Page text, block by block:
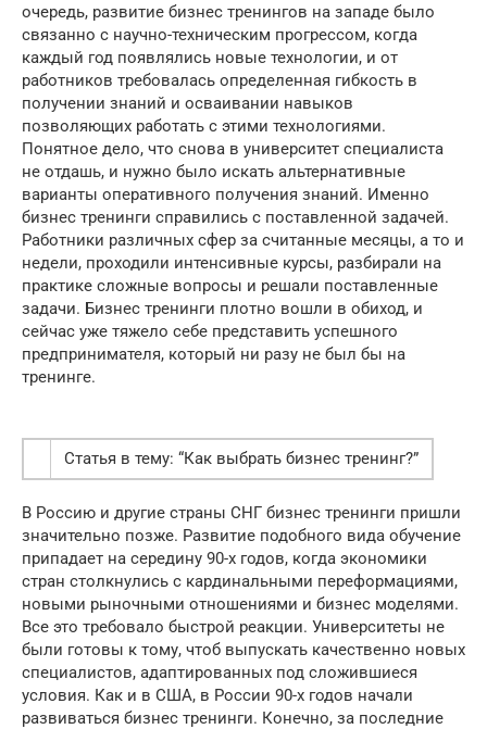
очередь, развитие бизнес тренингов на западе было
связанно с научно-техническим прогрессом, когда
каждый год появлялись новые технологии, и от
работников требовалась определенная гибкость в
получении знаний и осваивании навыков
позволяющих работать с этими технологиями.
Понятное дело, что снова в университет специалиста
не отдашь, и нужно было искать альтернативные
варианты оперативного получения знаний. Именно
бизнес тренинги справились с поставленной задачей.
Работники различных сфер за считанные месяцы, а то и
недели, проходили интенсивные курсы, разбирали на
практике сложные вопросы и решали поставленные
задачи. Бизнес тренинги плотно вошли в обиход, и
сейчас уже тяжело себе представить успешного
предпринимателя, который ни разу не был бы на
тренинге.
Статья в тему: “Как выбрать бизнес тренинг?”
В Россию и другие страны СНГ бизнес тренинги пришли
значительно позже. Развитие подобного вида обучение
припадает на середину 90-х годов, когда экономики
стран столкнулись с кардинальными переформациями,
новыми рыночными отношениями и бизнес моделями.
Все это требовало быстрой реакции. Университеты не
были готовы к тому, чтоб выпускать качественно новых
специалистов, адаптированных под сложившиеся
условия. Как и в США, в России 90-х годов начали
развиваться бизнес тренинги. Конечно, за последние